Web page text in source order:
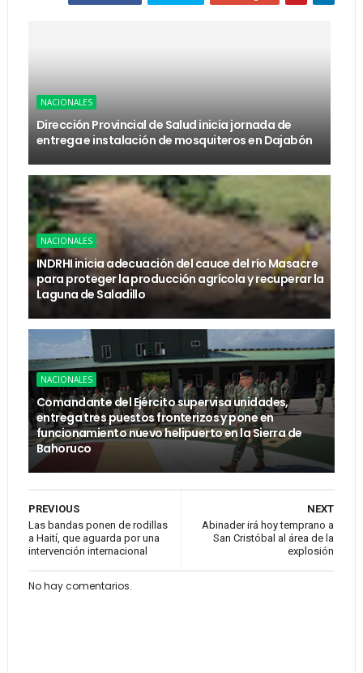
NACIONALES
Dirección Provincial de Salud inicia jornada de
entrega e instalación de mosquiteros en Dajabón
NACIONALES
INDRHI inicia adecuación del cauce del río Masacre
para proteger la producción agrícola y recuperar la
Laguna de Saladillo
NACIONALES
Comandante del Ejército supervisa unidades,
entrega tres puestos fronterizos y pone en
funcionamiento nuevo helipuerto en la Sierra de
Bahoruco
NEXT
Abinader irá hoy temprano a
San Cristóbal al área de la
explosión
PREVIOUS
Las bandas ponen de rodillas
a Haití, que aguarda por una
intervención internacional
No hay comentarios.